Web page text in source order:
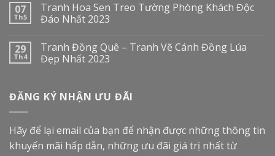
07
Th5
Tranh Hoa Sen Treo Tường Phòng Khách Độc
Đáo Nhất 2023
29
Th4
Tranh Đồng Quê – Tranh Vẽ Cánh Đồng Lúa
Đẹp Nhất 2023
ĐĂNG KÝ NHẬN ƯU ĐÃI
Hãy để lại email của bạn để nhận được những thông tin
khuyến mãi hấp dẫn, những ưu đãi giá trị nhất từ